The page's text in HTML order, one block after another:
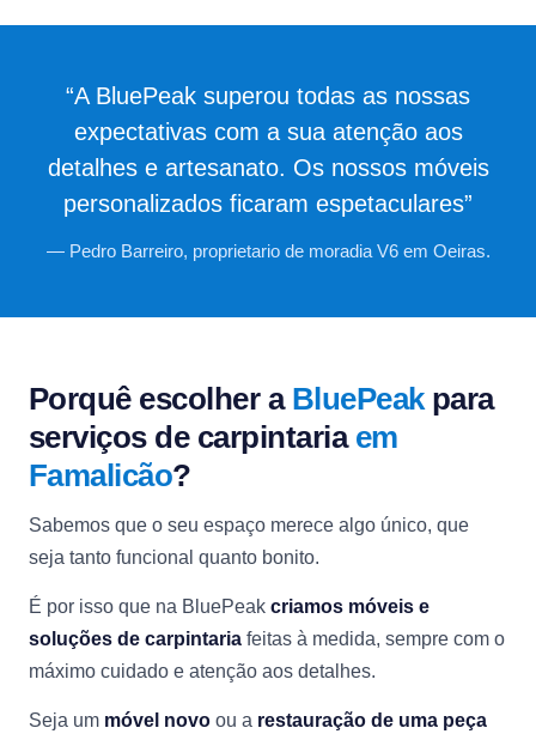
“A BluePeak superou todas as nossas
expectativas com a sua atenção aos
detalhes e artesanato. Os nossos móveis
personalizados ficaram espetaculares”
— Pedro Barreiro, proprietario de moradia V6 em Oeiras.
Porquê escolher a BluePeakpara
serviços de carpintaria em
Famalicão?
Sabemos que o seu espaço merece algo único, que
seja tanto funcional quanto bonito.
É por isso que na BluePeak criamos móveis e
soluções de carpintaria feitas à medida, sempre com o
máximo cuidado e atenção aos detalhes.
Seja um móvel novo ou a restauração de uma peça